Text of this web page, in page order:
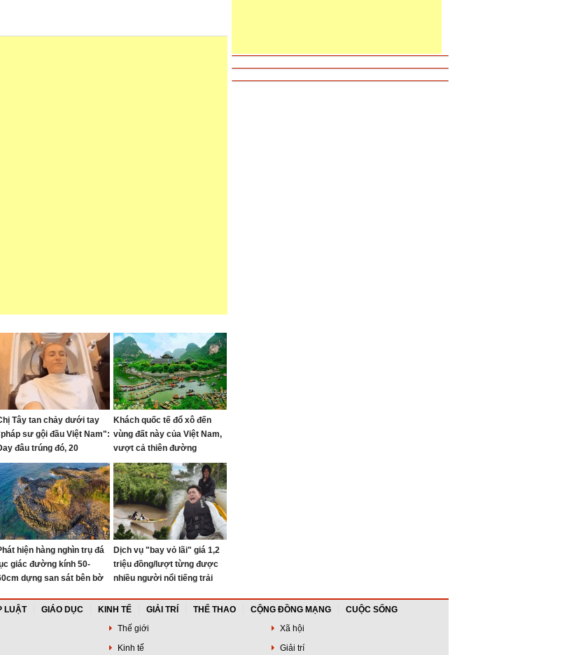
Tây tan chảy dưới tay
sư gội đầu Việt Nam":
đâu trúng đó, 20
có thể là phê nhất
đời!
Khách quốc tế đổ xô đến
vùng đất này của Việt Nam,
vượt cả thiên đường
Maldives
hiện hàng nghìn trụ đá
giác đường kính 50-
dựng san sát bên bờ
gặp trên thế giới, đã
Dịch vụ "bay vỏ lãi" giá 1,2
triệu đồng/lượt từng được
nhiều người nổi tiếng trải
cầu tạm dừng
LUẬT GIÁO DỤC KINH TẾ GIẢI TRÍ THỂ THAO CỘNG ĐỒNG MẠNG
CUỘC SỐNG
Thế giới
Xã hội
Kinh tế Giải trí